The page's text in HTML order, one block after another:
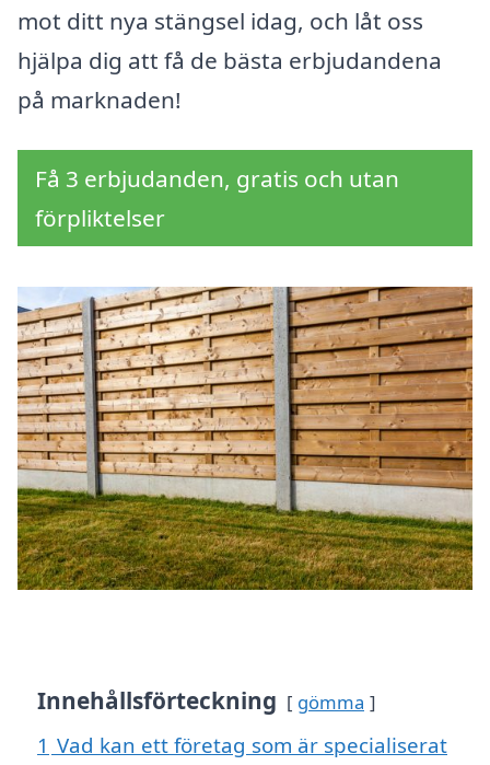
mot ditt nya stängsel idag, och låt oss
hjälpa dig att få de bästa erbjudandena
på marknaden!
Få 3 erbjudanden, gratis och utan
förpliktelser
Innehållsförteckning gömma
1 Vad kan ett företag som är specialiserat